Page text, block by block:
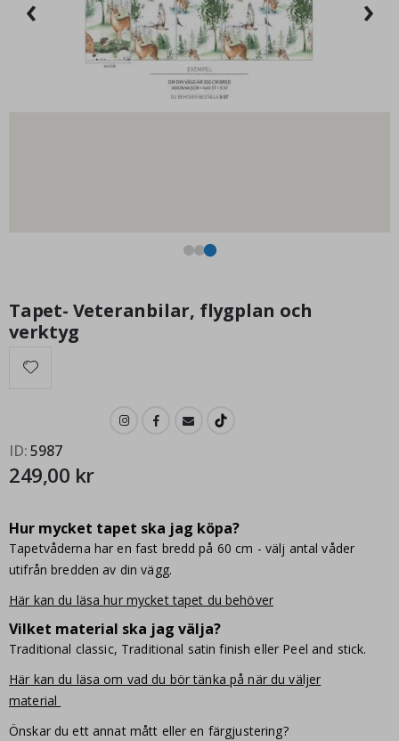
249,00 Kr
Tapet- Veteranbilar, flygplan och
verktyg
ID 5987
249,00 kr
Hur mycket tapet ska jag köpa?
Tapetvåderna har en fast bredd på 60 cm - välj antal våder
utifrån bredden av din vägg.
Här kan du läsa hur mycket tapet du behöver
Vilket material ska jag välja?
Traditional classic, Traditional satin finish eller Peel and stick.
Här kan du läsa om vad du bör tänka på när du väljer
material
Önskar du ett annat mått eller en färgjustering?